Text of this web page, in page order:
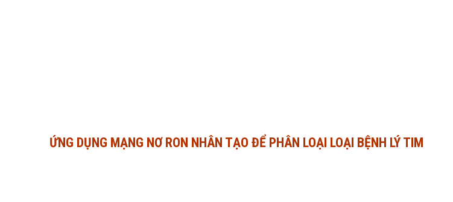
ỨNG DỤNG MẠNG NƠ RON NHÂN TẠO ĐỂ PHÂN LOẠI LOẠI BỆNH LÝ TIM